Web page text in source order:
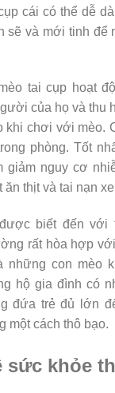
cái có thể dễ
sẽ và mới tinh để
tai cụp hoạt
của họ và thu
khi chơi với mèo.
phòng. Tốt
giảm nguy cơ
ăn thịt và tai nạn
biết đến với
rất hòa hợp
những con mèo
hộ gia đình có
đứa trẻ đủ lớn
một cách thô bạo.
sức khỏe